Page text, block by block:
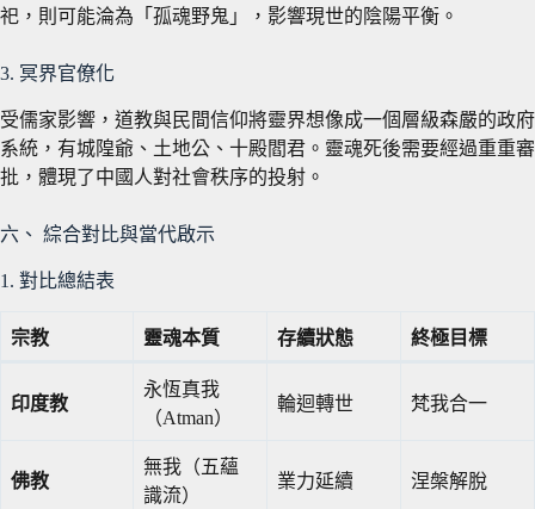
祀，則可能淪為「孤魂野鬼」，影響現世的陰陽平衡。
3. 冥界官僚化
受儒家影響，道教與民間信仰將靈界想像成一個層級森嚴的政府
系統，有城隍爺、土地公、十殿閻君。靈魂死後需要經過重重審
批，體現了中國人對社會秩序的投射。
六、 綜合對比與當代啟示
1. 對比總結表
宗教 靈魂本質 存續狀態 終極目標
印度教
永恆真我
（Atman）
輪迴轉世 梵我合一
佛教
無我（五蘊
識流）
業力延續 涅槃解脫